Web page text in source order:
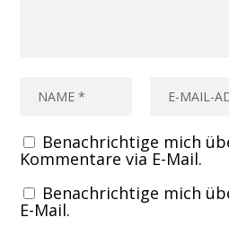
Benachrichtige mich
Kommentare via E-Mail.
Benachrichtige mich
E-Mail.